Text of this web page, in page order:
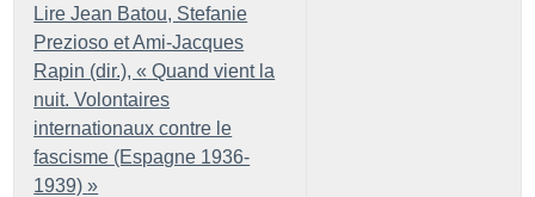
Lire Jean Batou, Stefanie
Prezioso et Ami-Jacques
Rapin (dir.), « Quand vient la
nuit. Volontaires
internationaux contre le
fascisme (Espagne 1936-
1939) »